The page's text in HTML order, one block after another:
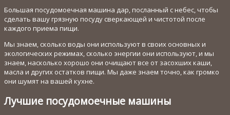
Большая посудомоечная машина дар, посланный с небес, чтобы
сделать вашу грязную посуду сверкающей и чистотой после
каждого приема пищи.
Мы знаем, сколько воды они используют в своих основных и
экологических режимах, сколько энергии они используют, и мы
знаем, насколько хорошо они очищают все от засохших каши,
масла и других остатков пищи. Мы даже знаем точно, как громко
они шумят на вашей кухне.
Лучшие посудомоечные машины